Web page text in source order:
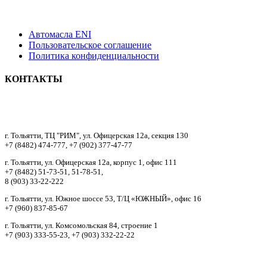
Автомасла ENI
Пользовательское соглашение
Политика конфиденциальности
КОНТАКТЫ
г. Тольятти, ТЦ "РИМ", ул. Офицерская 12а, секция 130
+7 (8482) 474-777, +7 (902) 377-47-77
г. Тольятти, ул. Офицерская 12а, корпус 1, офис 111
+7 (8482) 51-73-51, 51-78-51,
8 (903) 33-22-222
г. Тольятти, ул. Южное шоссе 53, Т/Ц «ЮЖНЫЙ», офис 16
+7 (960) 837-85-67
г. Тольятти, ул. Комсомольская 84, строение 1
+7 (903) 333-55-23, +7 (903) 332-22-22